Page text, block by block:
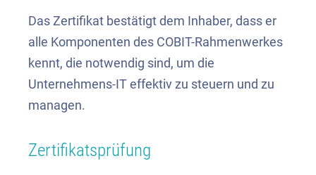
Das Zertifikat bestätigt dem Inhaber, dass er
alle Komponenten des COBIT-Rahmenwerkes
kennt, die notwendig sind, um die
Unternehmens-IT effektiv zu steuern und zu
managen.
Zertifikatsprüfung